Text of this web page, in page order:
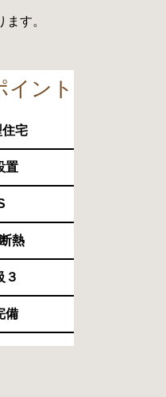
す。
イント
宅
置
熱
３
備